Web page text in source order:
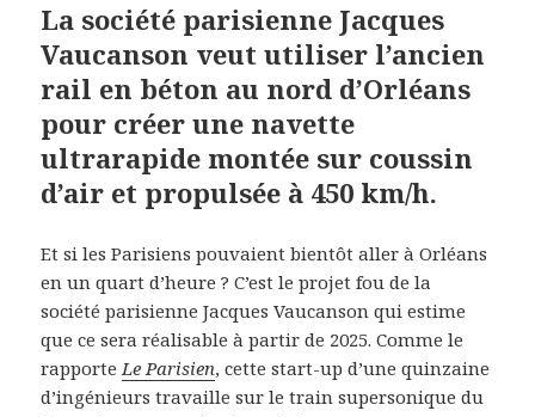
La société parisienne Jacques
Vaucanson veut utiliser l’ancien
rail en béton au nord d’Orléans
pour créer une navette
ultrarapide montée sur coussin
d’air et propulsée à 450 km/h.
Et si les Parisiens pouvaient bientôt aller à Orléans
en un quart d’heure ? C’est le projet fou de la
société parisienne Jacques Vaucanson qui estime
que ce sera réalisable à partir de 2025. Comme le
rapporteLe Parisien, cette start-up d’une quinzaine
d’ingénieurs travaille sur le train supersonique du